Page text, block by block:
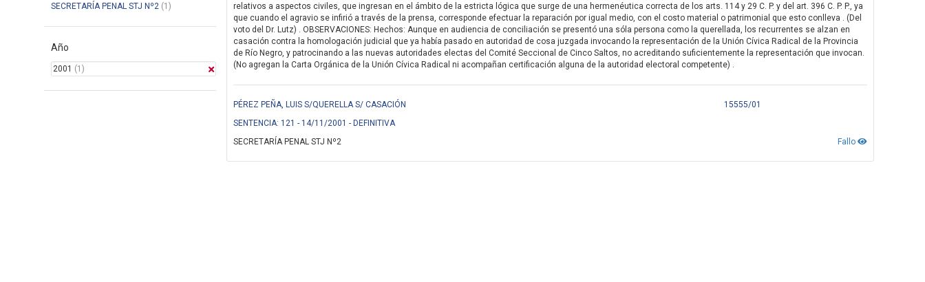
SECRETARÍA PENAL STJ Nº2 (1)
Año
2001 (1)
relativos a aspectos civiles, que ingresan en el ámbito de la estricta lógica que surge de una hermenéutica correcta de los arts. 114 y 29 C. P. y del art. 396 C. P. P., ya
que cuando el agravio se infirió a través de la prensa, corresponde efectuar la reparación por igual medio, con el costo material o patrimonial que esto conlleva . (Del
voto del Dr. Lutz) . OBSERVACIONES: Hechos: Aunque en audiencia de conciliación se presentó una sóla persona como la querellada, los recurrentes se alzan en
casación contra la homologación judicial que ya había pasado en autoridad de cosa juzgada invocando la representación de la Unión Cívica Radical de la Provincia
de Río Negro, y patrocinando a las nuevas autoridades electas del Comité Seccional de Cinco Saltos, no acreditando suficientemente la representación que invocan.
(No agregan la Carta Orgánica de la Unión Cívica Radical ni acompañan certificación alguna de la autoridad electoral competente) .
PÉREZ PEÑA, LUIS S/QUERELLA S/ CASACIÓN
15555/01
SENTENCIA: 121 - 14/11/2001 - DEFINITIVA
Fallo
SECRETARÍA PENAL STJ Nº2